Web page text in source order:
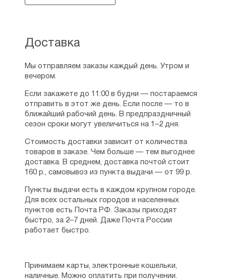
Доставка
Мы отправляем заказы каждый день. Утром и
вечером.
Если закажете до 11:00 в будни — постараемся
отправить в этот же день. Если после — то в
ближайший рабочий день. В предпраздничный
сезон сроки могут увеличиться на 1–2 дня.
Стоимость доставки зависит от количества
товаров в заказе. Чем больше — тем выгоднее
доставка. В среднем, доставка почтой стоит
160 р., самовывоз из пункта выдачи — от 99 р.
Пункты выдачи есть в каждом крупном городе.
Для всех остальных городов и населенных
пунктов есть Почта РФ. Заказы приходят
быстро, за 2–7 дней. Даже Почта России
работает быстро.
Принимаем карты, электронные кошельки,
наличные. Можно оплатить при получении.